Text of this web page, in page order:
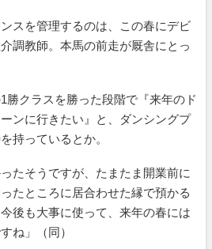
スを管理するのは、この春にデビ
調教師。本馬の前走が厩舎にとっ
勝クラスを勝った段階で『来年のド
ンに行きたい』と、ダンシングプ
持っているとか。
たそうですが、たまたま開業前に
たところに居合わせた縁で預かる
後も大事に使って、来年の春には
ね」（同）